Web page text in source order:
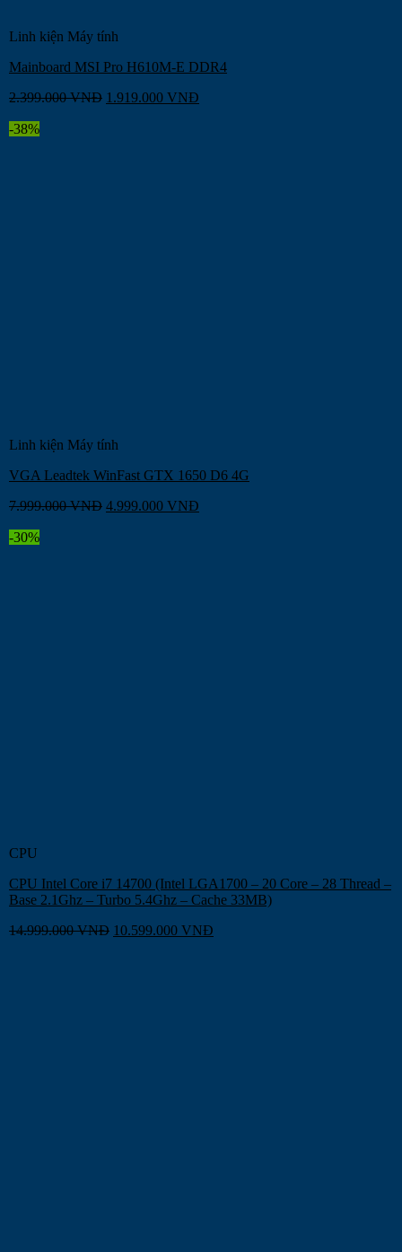
Linh kiện Máy tính
Mainboard MSI Pro H610M-E DDR4
2.399.000VNĐ 1.919.000 VNĐ
-38%
Linh kiện Máy tính
VGA Leadtek WinFast GTX 1650 D6 4G
7.999.000VNĐ 4.999.000 VNĐ
-30%
CPU
CPU Intel Core i7 14700 (Intel LGA1700 – 20 Core – 28 Thread –
Base 2.1Ghz – Turbo 5.4Ghz – Cache 33MB)
14.999.000VNĐ 10.599.000 VNĐ